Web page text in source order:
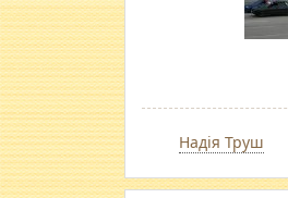
Надія Труш